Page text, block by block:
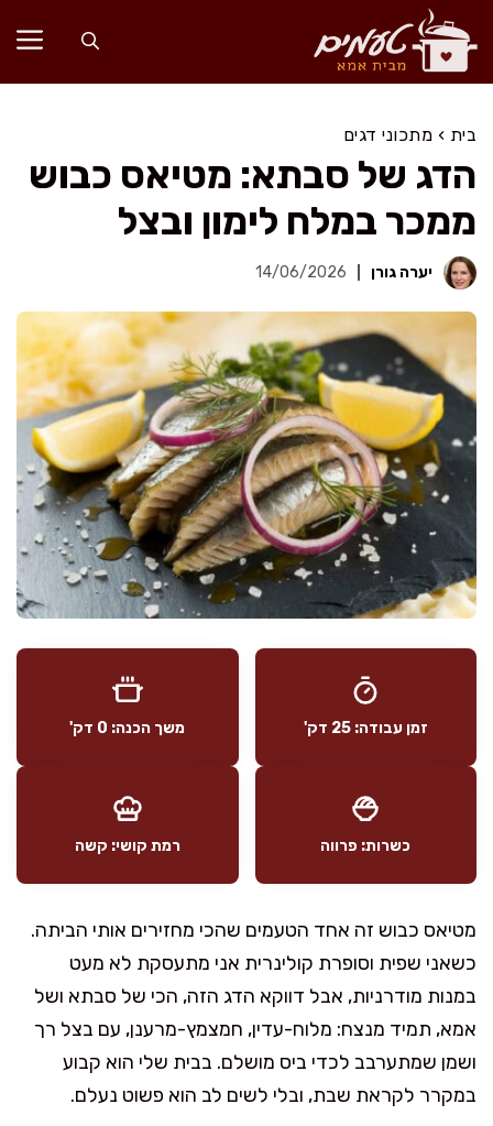
לדלג
לתוכן
בית › מתכוני דגים
הדג של סבתא: מטיאס כבוש
ממכר במלח לימון ובצל
יערה גורן 14/06/2026
זמן עבודה: 25 דק' משך הכנה: 0 דק'
כשרות: פרווה רמת קושי: קשה
מטיאס כבוש זה אחד הטעמים שהכי מחזירים אותי הביתה.
כשאני שפית וסופרת קולינרית אני מתעסקת לא מעט
במנות מודרניות, אבל דווקא הדג הזה, הכי של סבתא ושל
אמא, תמיד מנצח: מלוח-עדין, חמצמץ-מרענן, עם בצל רך
ושמן שמתערבב לכדי ביס מושלם. בבית שלי הוא קבוע
במקרר לקראת שבת, ובלי לשים לב הוא פשוט נעלם.